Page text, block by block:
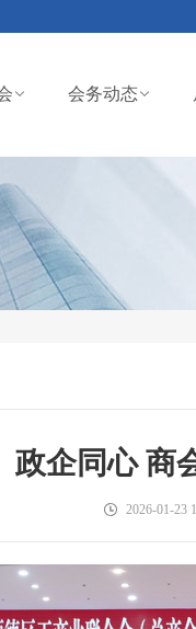
会务动态
政企同心 商
2026-01-23